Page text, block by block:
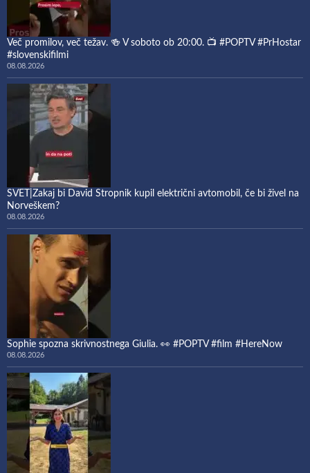
Več promilov, več težav. 🍻 V soboto ob 20:00. 📺 #POPTV #PrHostar
#slovenskifilmi
08.08.2026
SVET|Zakaj bi David Stropnik kupil električni avtomobil, če bi živel na
Norveškem?
08.08.2026
Sophie spozna skrivnostnega Giulia. 👀 #POPTV #film #HereNow
08.08.2026